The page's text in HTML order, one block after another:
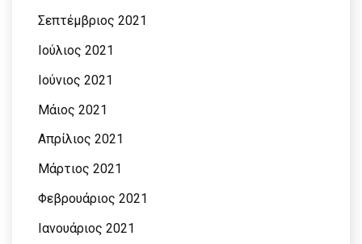
Σεπτέμβριος 2021
Ιούλιος 2021
Ιούνιος 2021
Μάιος 2021
Απρίλιος 2021
Μάρτιος 2021
Φεβρουάριος 2021
Ιανουάριος 2021